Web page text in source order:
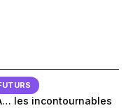
les incontournables